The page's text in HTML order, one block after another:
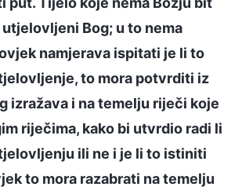
Bog; u to nema
namjerava ispitati je li to
to mora potvrditi iz
izražava i na temelju riječi koje
riječima, kako bi utvrdio radi li
ili ne i je li to istiniti
to mora razabrati na temelju